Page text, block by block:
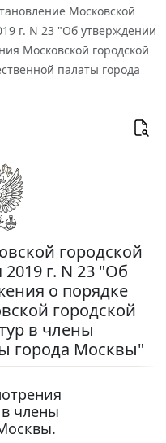
Московской
г. N 23 "Об утверждении
Московской городской
палаты города
городской
г. N 23 "Об
о порядке
городской
в члены
города Москвы"
члены